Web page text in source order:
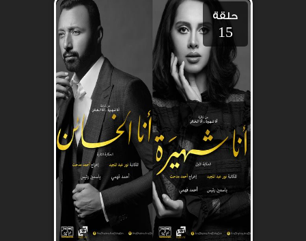
حلقة
15